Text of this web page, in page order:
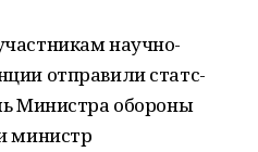
научно-
отправили статс-
Министра обороны
министр